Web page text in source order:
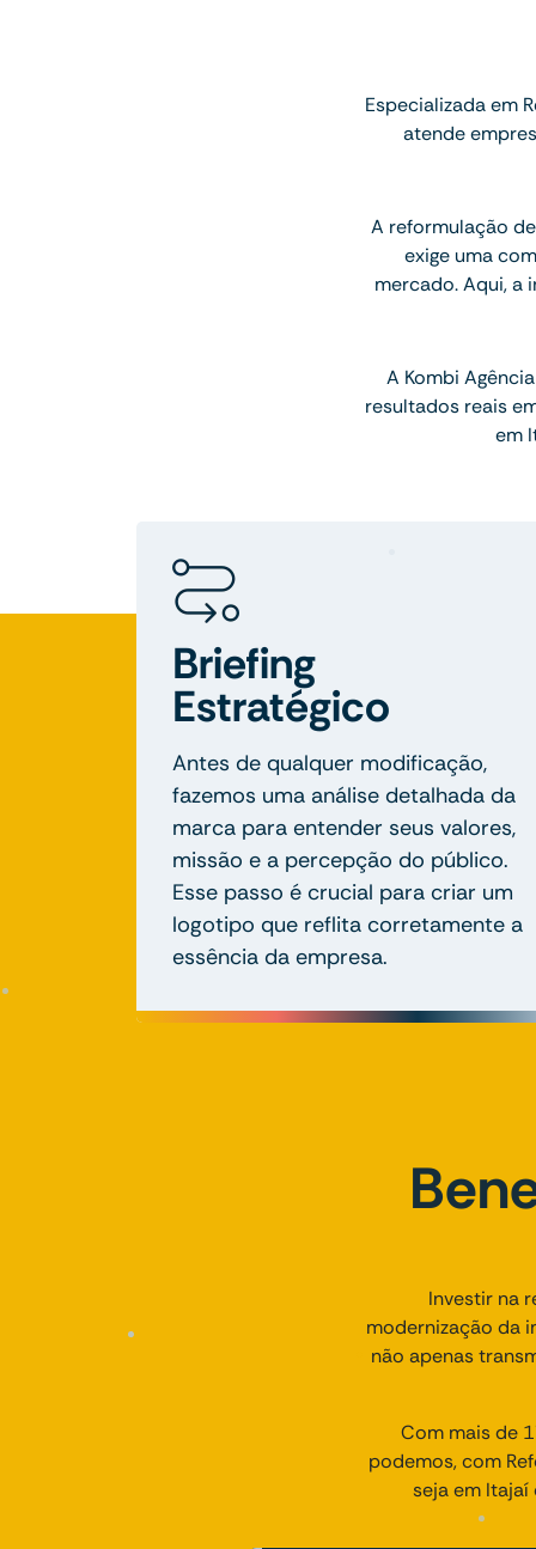
Especializada em
atende
A reformulação
exige uma
mercado. Aqui, a
A Kombi
resultados reais
em
Briefing
Estratégico
Antes de qualquer modificação,
fazemos uma análise detalhada da
marca para entender seus valores,
missão e a percepção do público.
Esse passo é crucial para criar um
logotipo que reflita corretamente a
essência da empresa.
Investir na
modernização da
não apenas
Com mais de
podemos, com
seja em Itajaí